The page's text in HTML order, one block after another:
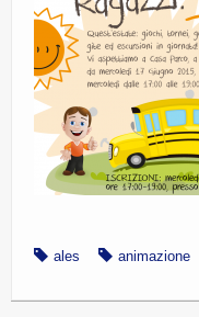
Guspini
ales animazione